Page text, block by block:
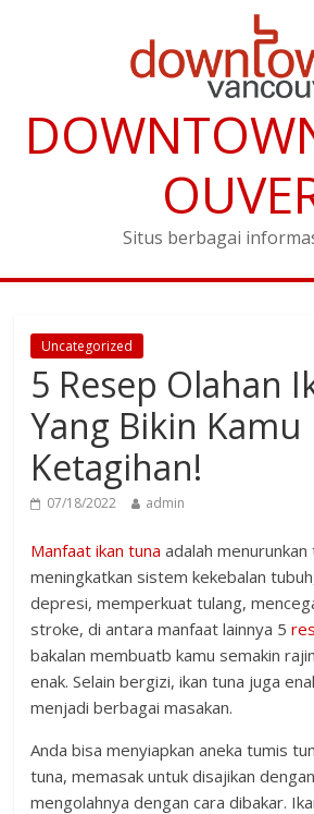
Situs berbagai
Uncategorized
5 Resep Olahan
Yang Bikin Kamu
Ketagihan!
07/18/2022 admin
Manfaat ikan tuna adalah
meningkatkan sistem kekebalan
depresi, memperkuat tulang,
stroke, di antara manfaat lainnya 5
bakalan membuatb kamu semakin
enak. Selain bergizi, ikan tuna juga
menjadi berbagai masakan.
Anda bisa menyiapkan aneka tumis
tuna, memasak untuk disajikan
mengolahnya dengan cara dibakar.